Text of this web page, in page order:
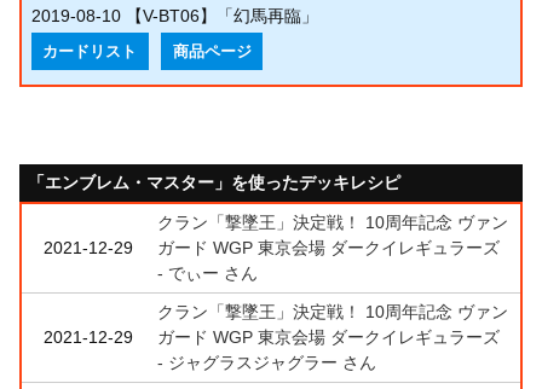
2019-08-10 【V-BT06】「幻馬再臨」
カードリスト 商品ページ
「エンブレム・マスター」を使ったデッキレシピ
2021-12-29
クラン「撃墜王」決定戦！ 10周年記念 ヴァン
ガード WGP 東京会場 ダークイレギュラーズ
- でぃー さん
2021-12-29
クラン「撃墜王」決定戦！ 10周年記念 ヴァン
ガード WGP 東京会場 ダークイレギュラーズ
- ジャグラスジャグラー さん